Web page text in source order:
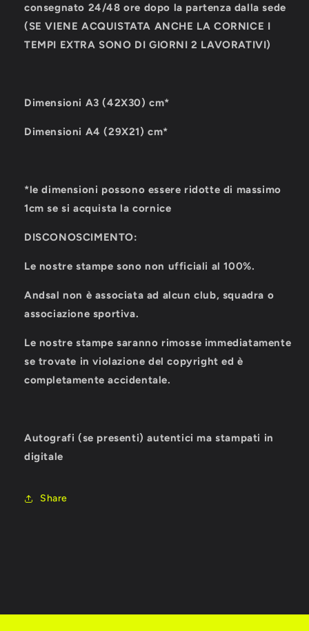
consegnato 24/48 ore dopo la partenza dalla sede
(SE VIENE ACQUISTATA ANCHE LA CORNICE I
TEMPI EXTRA SONO DI GIORNI 2 LAVORATIVI)
Dimensioni A3 (42X30) cm*
Dimensioni A4 (29X21) cm*
*le dimensioni possono essere ridotte di massimo
1cm se si acquista la cornice
DISCONOSCIMENTO:
Le nostre stampe sono non ufficiali al 100%.
Andsal non è associata ad alcun club, squadra o
associazione sportiva.
Le nostre stampe saranno rimosse immediatamente
se trovate in violazione del copyright ed è
completamente accidentale.
Autografi (se presenti) autentici ma stampati in
digitale
Share